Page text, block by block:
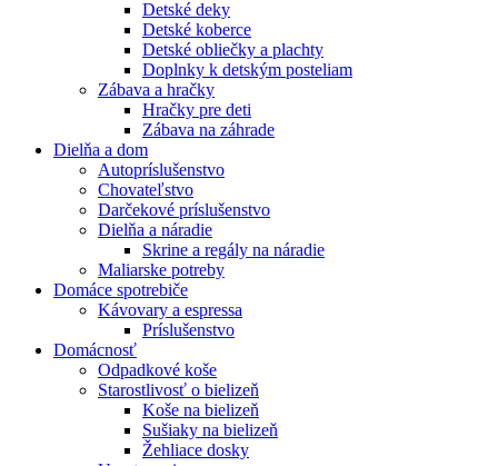
Detské deky
Detské koberce
Detské obliečky a plachty
Doplnky k detským posteliam
Zábava a hračky
Hračky pre deti
Zábava na záhrade
Dielňa a dom
Autopríslušenstvo
Chovateľstvo
Darčekové príslušenstvo
Dielňa a náradie
Skrine a regály na náradie
Maliarske potreby
Domáce spotrebiče
Kávovary a espressa
Príslušenstvo
Domácnosť
Odpadkové koše
Starostlivosť o bielizeň
Koše na bielizeň
Sušiaky na bielizeň
Žehliace dosky